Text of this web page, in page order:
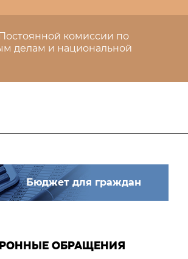
комиссии по
делам и национальной
Бюджет для граждан
ОБРАЩЕНИЯ